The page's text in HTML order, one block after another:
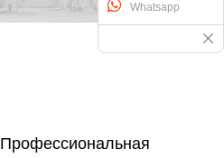
Профессиональная
Whatsapp